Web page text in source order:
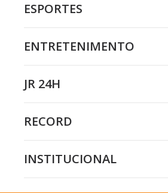
ESPORTES
ENTRETENIMENTO
JR 24H
RECORD
INSTITUCIONAL